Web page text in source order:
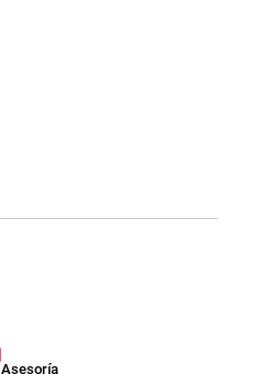
Asesoría